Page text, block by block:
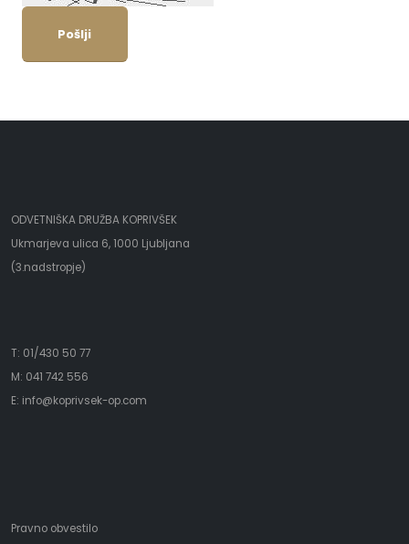
Pošlji
ODVETNIŠKA DRUŽBA KOPRIVŠEK
Ukmarjeva ulica 6, 1000 Ljubljana
(3.nadstropje)
T: 01/430 50 77
M: 041 742 556
E: info@koprivsek-op.com
Pravno obvestilo